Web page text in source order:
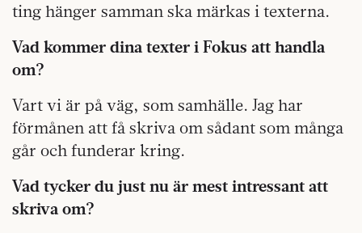
ting hänger samman ska märkas i texterna.
Vad kommer dina texter i Fokus att handla
om?
Vart vi är på väg, som samhälle. Jag har
förmånen att få skriva om sådant som många
går och funderar kring.
Vad tycker du just nu är mest intressant att
skriva om?